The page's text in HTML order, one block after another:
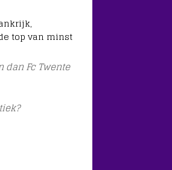
top van minst
Fc Twente